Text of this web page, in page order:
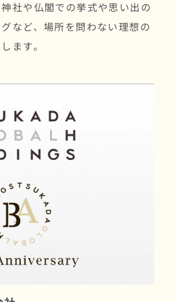
社や仏閣での挙式や思い出の
など、場所を問わない理想の
ます。